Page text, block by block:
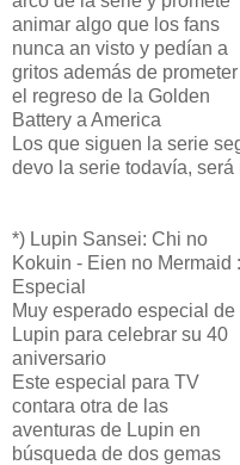
animar algo que los fans
nunca an visto y pedían a
gritos además de prometer
el regreso de la Golden
Battery a America
Los que siguen la serie
devo la serie todavía,
*) Lupin Sansei: Chi no
Kokuin - Eien no Mermaid :
Especial
Muy esperado especial de
Lupin para celebrar su 40
aniversario
Este especial para TV
contara otra de las
aventuras de Lupin en
búsqueda de dos gemas